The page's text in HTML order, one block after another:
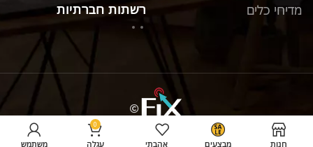
רשתות חברתיות
מדיחי כלים
טוסטר לחיצה – גריל, 6 פרוסות דגם 44784
חנות מבצעים אהבתי
0
עגלה משתמש